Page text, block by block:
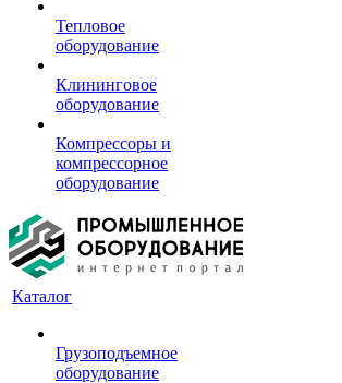
Тепловое
оборудование
Клининговое
оборудование
Компрессоры и
компрессорное
оборудование
Каталог
Грузоподъемное
оборудование